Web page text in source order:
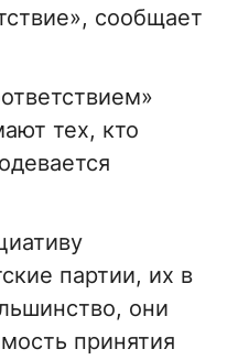
сообщает
тех, кто
партии, их в
они
принятия